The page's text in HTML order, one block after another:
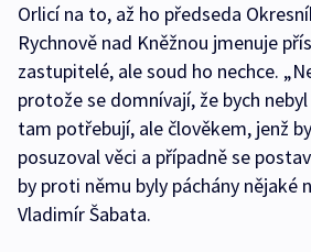
Orlicí na to, až ho předseda
Rychnově nad Kněžnou jmenuje
zastupitelé, ale soud ho nechce.
protože se domnívají, že bych
tam potřebují, ale člověkem, jenž
posuzoval věci a případně se
by proti němu byly páchány nějaké
Vladimír Šabata.